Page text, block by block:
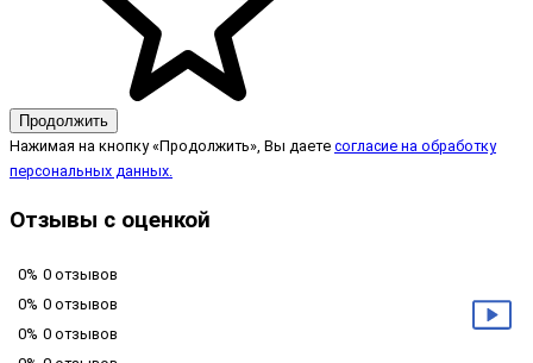
Продолжить
Нажимая на кнопку «Продолжить», Вы даете согласие на обработку
персональных данных.
Отзывы с оценкой
0% 0 отзывов
0% 0 отзывов
0% 0 отзывов